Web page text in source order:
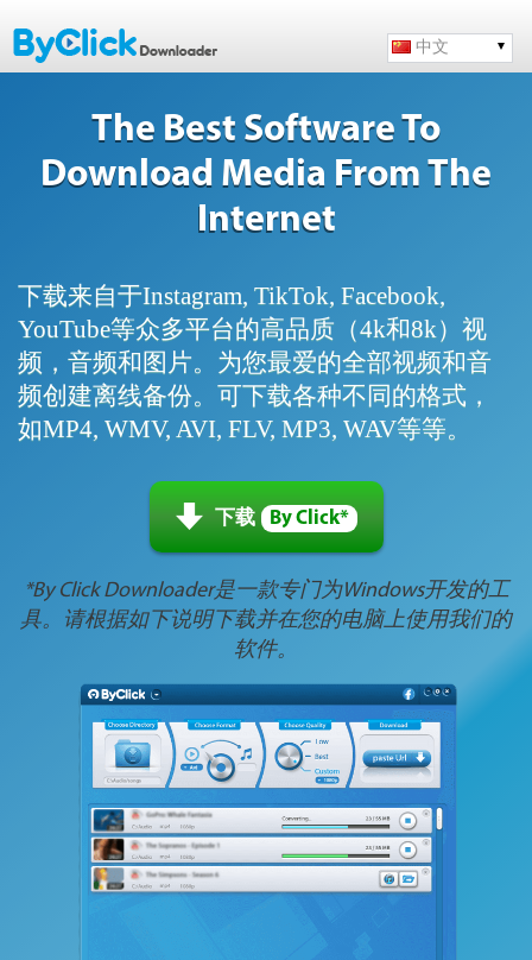
中文
The Best Software To
Download Media From The
Internet
下载来自于Instagram, TikTok, Facebook,
YouTube等众多平台的高品质（4k和8k）视
频，音频和图片。为您最爱的全部视频和音
频创建离线备份。可下载各种不同的格式，
如MP4, WMV, AVI, FLV, MP3, WAV等等。
下载 By Click*
*By Click Downloader是一款专门为Windows开发的工
具。请根据如下说明下载并在您的电脑上使用我们的
软件。